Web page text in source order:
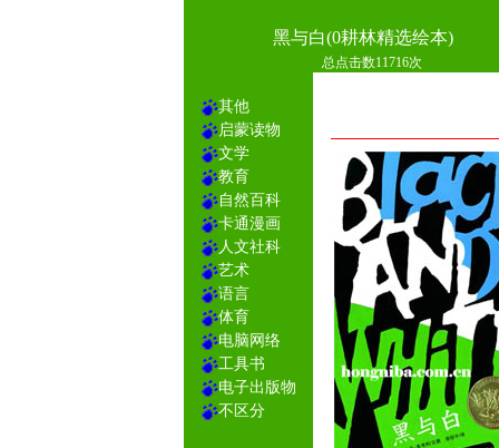
黑与白(0耕林精选绘本)
总点击数11716次
其他
启蒙读物
文学
教育
自然百科
卡通漫画
人文社科
艺术
语言
体育
电脑网络
工具书
电子出版物
不区分